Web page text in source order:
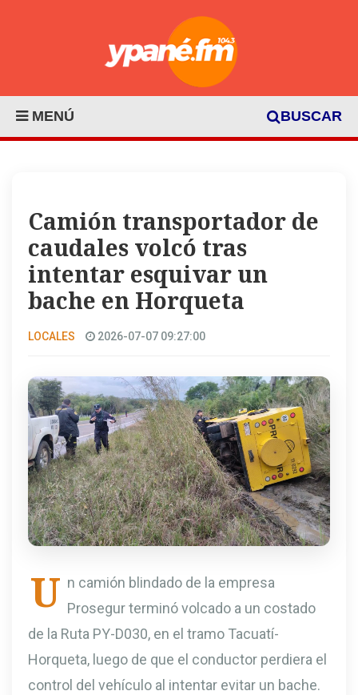
MENÚ BUSCAR
Camión transportador de
caudales volcó tras
intentar esquivar un
bache en Horqueta
LOCALES 2026-07-07 09:27:00
U n camión blindado de la empresa
Prosegur terminó volcado a un costado
de la Ruta PY-D030, en el tramo Tacuatí-
Horqueta, luego de que el conductor perdiera el
control del vehículo al intentar evitar un bache.